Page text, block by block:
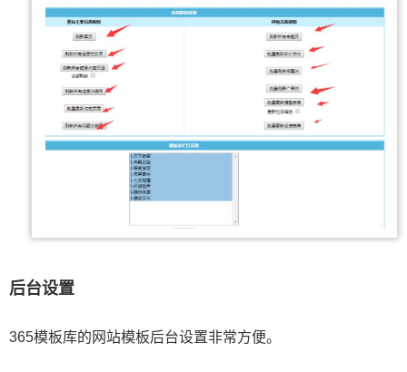
后台设置
365模板库的网站模板后台设置非常方便。